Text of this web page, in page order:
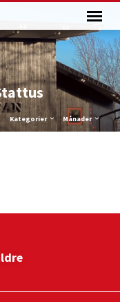
Kategorier Månader